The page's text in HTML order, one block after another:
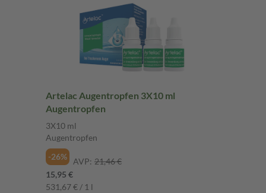
Artelac Augentropfen 3X10 ml
Augentropfen
3X10 ml
Augentropfen
-26%
AVP: 21,46 €
15,95 €
531,67 € / 1 l